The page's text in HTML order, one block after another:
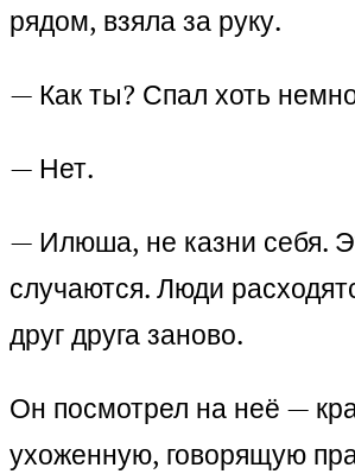
рядом, взяла за руку.
— Как ты? Спал хоть
— Нет.
— Илюша, не казни себя.
случаются. Люди
друг друга заново.
Он посмотрел на неё —
ухоженную, говорящую